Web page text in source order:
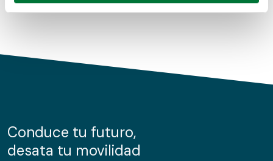
Obtenga más información sobre cómo se procesan sus
de cookies.
información sobre el uso que haga del sitio web con
nuestros partners de redes sociales, publicidad y análisis
Conduce tu futuro,
desata tu movilidad